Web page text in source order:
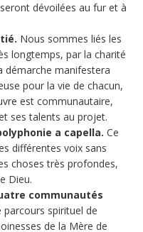
dévoilées au fur et à
Nous sommes liés les
longtemps, par la charité
démarche manifestera
pour la vie de chacun,
est communautaire,
ses talents au projet.
a capella. Ce
différentes voix sans
choses très profondes,
Dieu.
communautés
spirituel de
de la Mère de